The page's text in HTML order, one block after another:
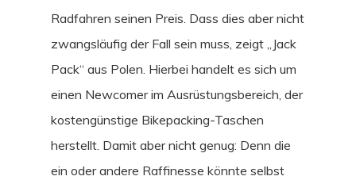
Radfahren seinen Preis. Dass dies aber nicht
zwangsläufig der Fall sein muss, zeigt „Jack
Pack“ aus Polen. Hierbei handelt es sich um
einen Newcomer im Ausrüstungsbereich, der
kostengünstige Bikepacking-Taschen
herstellt. Damit aber nicht genug: Denn die
ein oder andere Raffinesse könnte selbst